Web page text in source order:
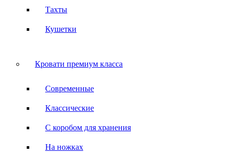
Тахты
Кушетки
Кровати премиум класса
Современные
Классические
С коробом для хранения
На ножках